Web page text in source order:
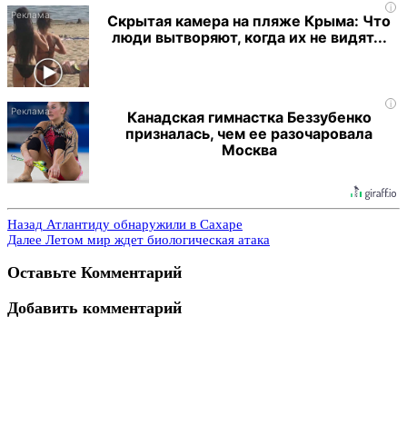
i
Скрытая камера на пляже Крыма: Что
люди вытворяют, когда их не видят...
i
Канадская гимнастка Беззубенко
призналась, чем ее разочаровала
Москва
Назад Атлантиду обнаружили в Сахаре
Далее Летом мир ждет биологическая атака
Оставьте Комментарий
Добавить комментарий